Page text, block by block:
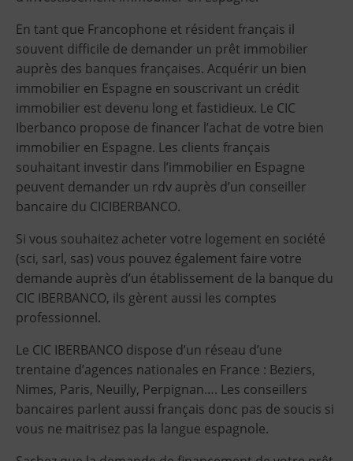
En tant que Francophone et résident français il
souvent difficile de demander un prêt immobilier
auprès des banques françaises. Acquérir un bien
immobilier en Espagne en souscrivant un crédit
immobilier est devenu long et fastidieux. Le CIC
Iberbanco propose de financer l’achat de votre bien
immobilier en Espagne. Les clients français
souhaitant investir dans l’immobilier en Espagne
peuvent demander un rdv auprès d’un conseiller
bancaire du CICIBERBANCO.
Si vous souhaitez acheter votre logement en société
(sci, sarl, sas) vous pouvez également faire votre
demande auprès d’un établissement de la banque du
CIC IBERBANCO, ils gèrent aussi les comptes
professionnel.
Le CIC IBERBANCO dispose d’un réseau d’une
trentaine d’agences nationales en France : Beziers,
Nimes, Paris, Neuilly, Perpignan…. Les conseillers
bancaires parlent aussi français donc pas de soucis si
vous ne maitrisez pas la langue espagnole.